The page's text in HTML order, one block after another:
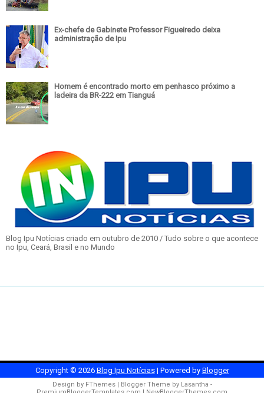
Ex-chefe de Gabinete Professor Figueiredo deixa
administração de Ipu
Homem é encontrado morto em penhasco próximo a
ladeira da BR-222 em Tianguá
Blog Ipu Notícias criado em outubro de 2010 / Tudo sobre o que acontece
no Ipu, Ceará, Brasil e no Mundo
Copyright © 2026 Blog Ipu Notícias| Powered by Blogger
Design by FThemes| Blogger Theme by Lasantha -